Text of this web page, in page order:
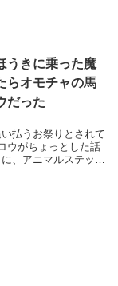
うきに乗った魔
らオモチャの馬
だった
払うお祭りとされて
ウがちょっとした話
、アニマルステッキ